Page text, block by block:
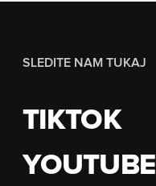
SLEDITE NAM TUKAJ
TIKTOK
YOUTUBE